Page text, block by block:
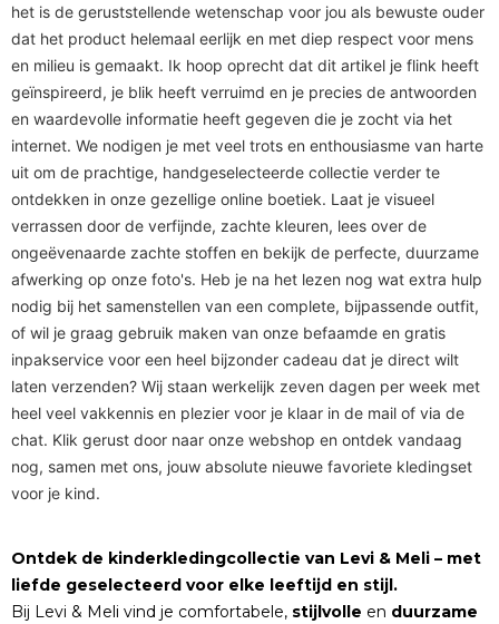
het is de geruststellende wetenschap voor jou als bewuste ouder
dat het product helemaal eerlijk en met diep respect voor mens
en milieu is gemaakt. Ik hoop oprecht dat dit artikel je flink heeft
geïnspireerd, je blik heeft verruimd en je precies de antwoorden
en waardevolle informatie heeft gegeven die je zocht via het
internet. We nodigen je met veel trots en enthousiasme van harte
uit om de prachtige, handgeselecteerde collectie verder te
ontdekken in onze gezellige online boetiek. Laat je visueel
verrassen door de verfijnde, zachte kleuren, lees over de
ongeëvenaarde zachte stoffen en bekijk de perfecte, duurzame
afwerking op onze foto's. Heb je na het lezen nog wat extra hulp
nodig bij het samenstellen van een complete, bijpassende outfit,
of wil je graag gebruik maken van onze befaamde en gratis
inpakservice voor een heel bijzonder cadeau dat je direct wilt
laten verzenden? Wij staan werkelijk zeven dagen per week met
heel veel vakkennis en plezier voor je klaar in de mail of via de
chat. Klik gerust door naar onze webshop en ontdek vandaag
nog, samen met ons, jouw absolute nieuwe favoriete kledingset
voor je kind.
Ontdek de kinderkledingcollectie van Levi & Meli – met
liefde geselecteerd voor elke leeftijd en stijl.
Bij Levi & Meli vind je comfortabele, stijlvolle en duurzame